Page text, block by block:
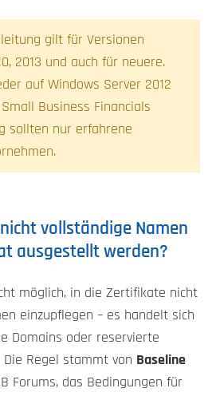
gilt für Versionen
2013 und auch für neuere.
auf Windows Server 2012
Business Financials
sollten nur erfahrene
vollständige Namen
ausgestellt werden?
möglich, in die Zertifikate nicht
einzupflegen – es handelt sich
Domains oder reservierte
Regel stammt von Baseline
Forums, das Bedingungen für